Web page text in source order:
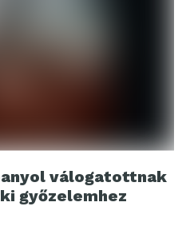
válogatottnak
győzelemhez